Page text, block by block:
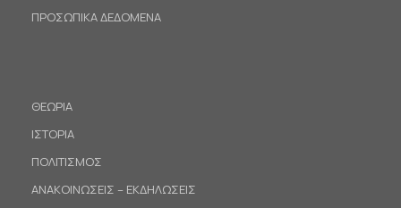
ΠΡΟΣΩΠΙΚΑ ΔΕΔΟΜΕΝΑ
ΘΕΩΡΙΑ
ΙΣΤΟΡΙΑ
ΠΟΛΙΤΙΣΜΟΣ
ΑΝΑΚΟΙΝΩΣΕΙΣ – ΕΚΔΗΛΩΣΕΙΣ